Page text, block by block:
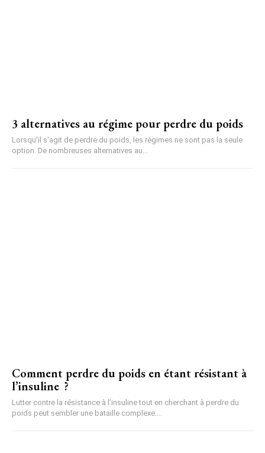
3 alternatives au régime pour perdre du poids
Lorsqu'il s'agit de perdre du poids, les régimes ne sont pas la seule
option. De nombreuses alternatives au...
Comment perdre du poids en étant résistant à
l’insuline ?
Lutter contre la résistance à l’insuline tout en cherchant à perdre du
poids peut sembler une bataille complexe....